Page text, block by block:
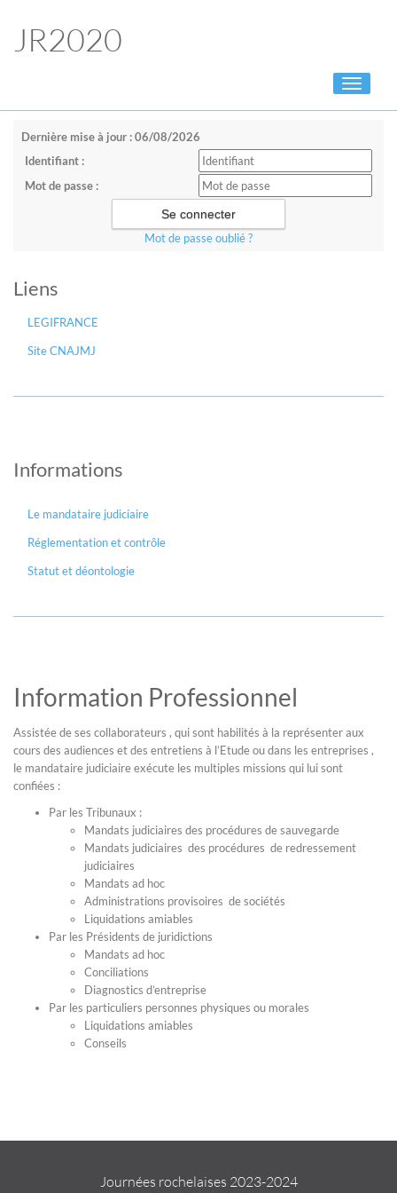
JR2020
Toggle
Dernière mise à jour : 06/08/2026
Identifiant :
Mot de passe :
Mot de passe oublié ?
Liens
LEGIFRANCE
Site CNAJMJ
Informations
Le mandataire judiciaire
Réglementation et contrôle
Statut et déontologie
Information Professionnel
Assistée de ses collaborateurs , qui sont habilités à la représenter aux
cours des audiences et des entretiens à l’Etude ou dans les entreprises ,
le mandataire judiciaire exécute les multiples missions qui lui sont
confiées :
Par les Tribunaux :
Mandats judiciaires des procédures de sauvegarde
Mandats judiciaires des procédures de redressement
judiciaires
Mandats ad hoc
Administrations provisoires de sociétés
Liquidations amiables
Par les Présidents de juridictions
Mandats ad hoc
Conciliations
Diagnostics d’entreprise
Par les particuliers personnes physiques ou morales
Liquidations amiables
Conseils
Journées rochelaises 2023-2024